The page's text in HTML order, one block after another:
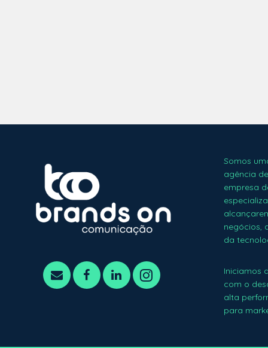
Somos
agência
empresa
negócios,
da
Iniciamos
com o
alta
para